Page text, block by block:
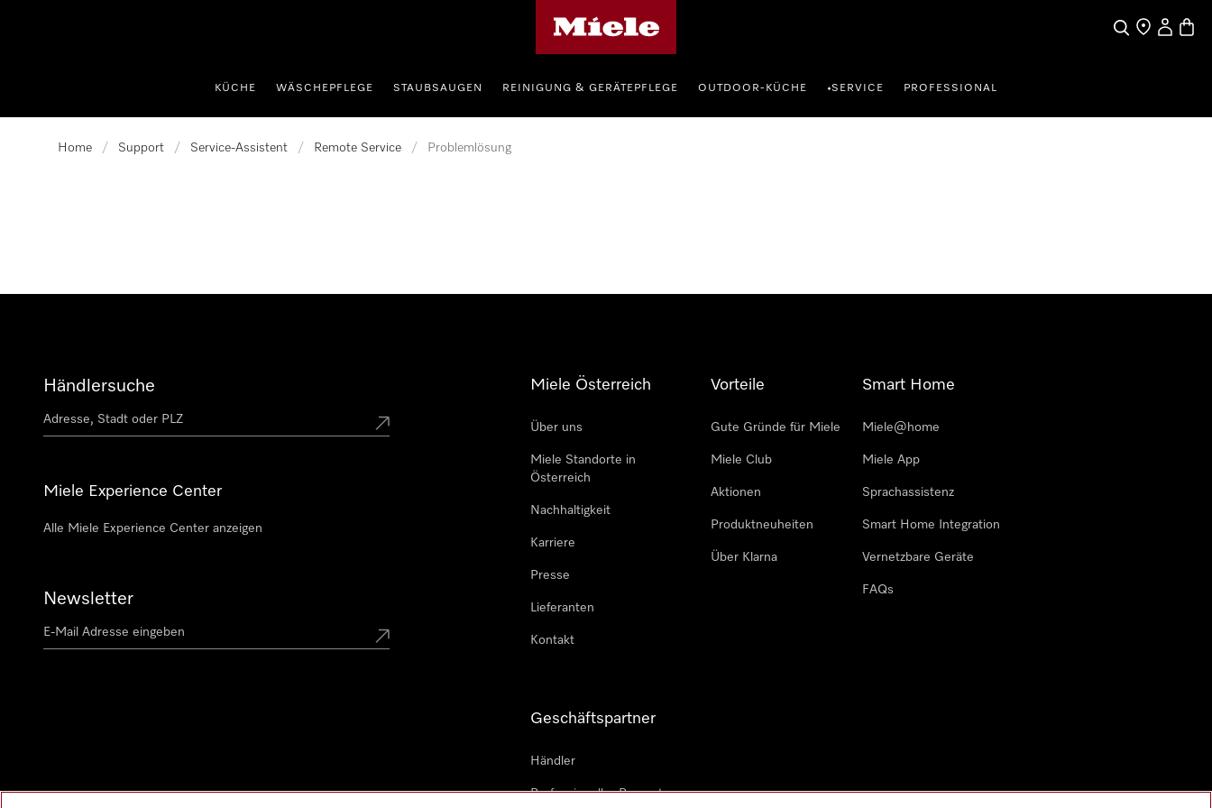
SucheHändlersuche
KÜCHE WÄSCHEPFLEGE STAUBSAUGEN REINIGUNG & GERÄTEPFLEGE OUTDOOR-KÜCHE •SERVICE PROFESSIONAL
Home / Support / Service-Assistent / Remote Service / Problemlösung
Händlersuche
Miele Experience Center
Alle Miele Experience Center anzeigen
Newsletter
Miele Österreich
Über uns
Miele Standorte in
Österreich
Nachhaltigkeit
Karriere
Presse
Lieferanten
Kontakt
Vorteile
Gute Gründe für Miele
Miele Club
Aktionen
Produktneuheiten
Über Klarna
Smart Home
Miele@home
Miele App
Sprachassistenz
Smart Home Integration
Vernetzbare Geräte
FAQs
Geschäftspartner
Händler
Professioneller Reparateur